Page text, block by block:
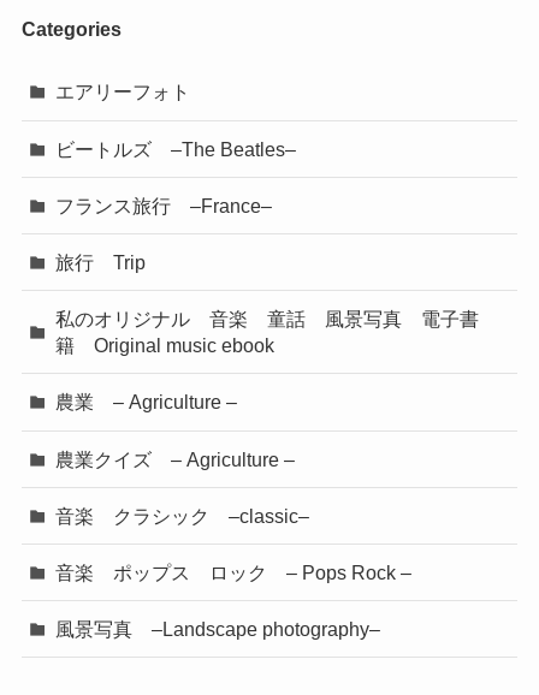
Categories
エアリーフォト
ビートルズ –The Beatles–
フランス旅行 –France–
旅行 Trip
私のオリジナル 音楽 童話 風景写真 電子書
籍 Original music ebook
農業 – Agriculture –
農業クイズ – Agriculture –
音楽 クラシック –classic–
音楽 ポップス ロック – Pops Rock –
風景写真 –Landscape photography–